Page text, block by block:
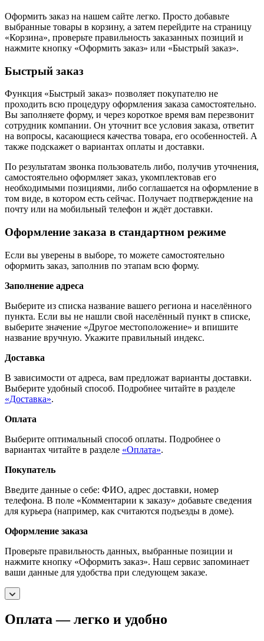
Оформить заказ на нашем сайте легко. Просто добавьте
выбранные товары в корзину, а затем перейдите на страницу
«Корзина», проверьте правильность заказанных позиций и
нажмите кнопку «Оформить заказ» или «Быстрый заказ».
Быстрый заказ
Функция «Быстрый заказ» позволяет покупателю не
проходить всю процедуру оформления заказа самостоятельно.
Вы заполняете форму, и через короткое время вам перезвонит
сотрудник компании. Он уточнит все условия заказа, ответит
на вопросы, касающиеся качества товара, его особенностей. А
также подскажет о вариантах оплаты и доставки.
По результатам звонка пользователь либо, получив уточнения,
самостоятельно оформляет заказ, укомплектовав его
необходимыми позициями, либо соглашается на оформление в
том виде, в котором есть сейчас. Получает подтверждение на
почту или на мобильный телефон и ждёт доставки.
Оформление заказа в стандартном режиме
Если вы уверены в выборе, то можете самостоятельно
оформить заказ, заполнив по этапам всю форму.
Заполнение адреса
Выберите из списка название вашего региона и населённого
пункта. Если вы не нашли свой населённый пункт в списке,
выберите значение «Другое местоположение» и впишите
название вручную. Укажите правильный индекс.
Доставка
В зависимости от адреса, вам предложат варианты доставки.
Выберите удобный способ. Подробнее читайте в разделе
«Доставка».
Оплата
Выберите оптимальный способ оплаты. Подробнее о
вариантах читайте в разделе «Оплата».
Покупатель
Введите данные о себе: ФИО, адрес доставки, номер
телефона. В поле «Комментарии к заказу» добавьте сведения
для курьера (например, как считаются подъезды в доме).
Оформление заказа
Проверьте правильность данных, выбранные позиции и
нажмите кнопку «Оформить заказ». Наш сервис запоминает
ваши данные для удобства при следующем заказе.
Оплата — легко и удобно